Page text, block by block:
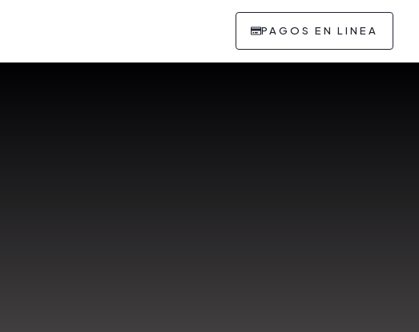
PAGOS EN LINEA